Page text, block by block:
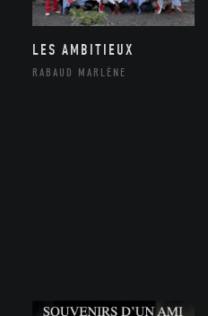
LES AMBITIEUX
RABAUD MARLÈNE